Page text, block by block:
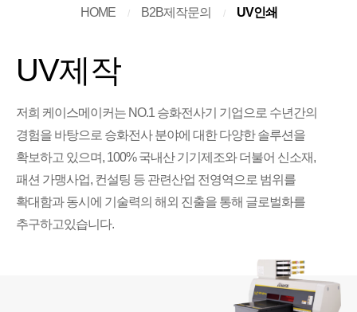
HOME / B2B제작문의 / UV인쇄
UV제작
저희 케이스메이커는 NO.1 승화전사기 기업으로 수년간의
경험을 바탕으로 승화전사 분야에 대한 다양한 솔루션을
확보하고 있으며, 100% 국내산 기기제조와 더불어 신소재,
패션 가맹사업, 컨설팅 등 관련산업 전영역으로 범위를
확대함과 동시에 기술력의 해외 진출을 통해 글로벌화를
추구하고있습니다.